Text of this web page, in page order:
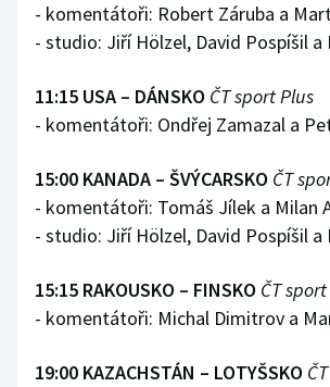
- komentátoři: Robert Záruba a
- studio: Jiří Hölzel, David Pospíšil a
11:15 USA – DÁNSKO ČT sport Plus
- komentátoři: Ondřej Zamazal a
15:00 KANADA – ŠVÝCARSKO ČT
- komentátoři: Tomáš Jílek a Milan
- studio: Jiří Hölzel, David Pospíšil
15:15 RAKOUSKO – FINSKO ČT
- komentátoři: Michal Dimitrov a
19:00 KAZACHSTÁN – LOTYŠSKO